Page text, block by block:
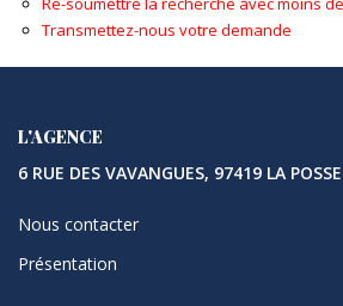
Transmettez-nous votre demande
L'AGENCE
6 RUE DES VAVANGUES, 97419 LA
Nous contacter
Présentation